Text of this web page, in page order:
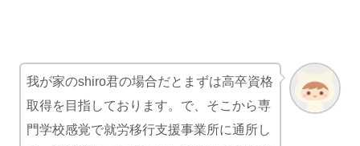
我が家のshiro君の場合だとまずは高卒資格
取得を目指しております。で、そこから専
門学校感覚で就労移行支援事業所に通所し